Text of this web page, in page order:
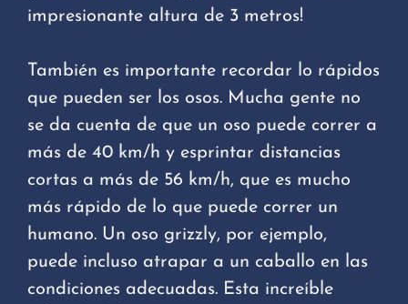
impresionante altura de 3 metros!
También es importante recordar lo rápidos
que pueden ser los osos. Mucha gente no
se da cuenta de que un oso puede correr a
más de 40 km/h y esprintar distancias
cortas a más de 56 km/h, que es mucho
más rápido de lo que puede correr un
humano. Un oso grizzly, por ejemplo,
puede incluso atrapar a un caballo en las
condiciones adecuadas. Esta increíble